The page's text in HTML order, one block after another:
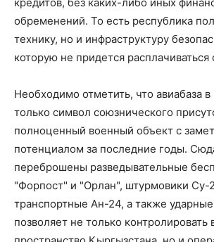
обременений. То есть республика
технику, но и инфраструктуру
которую не придется расплачиваться
Необходимо отметить, что авиабаза
только символ союзнического
полноценный военный объект с
потенциалом за последние годы.
переброшены разведывательные
"Форпост" и "Орлан", штурмовики
транспортные Ан-24, а также
позволяет не только контролировать